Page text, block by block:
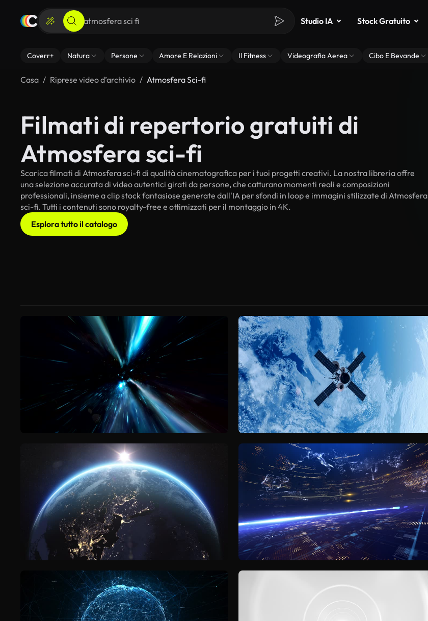
Studio IA Stock Gratuito
Coverr+ Natura Persone Amore E Relazioni Il Fitness Videografia Aerea Cibo E Bevande
Casa Riprese video d’archivio Atmosfera Sci-fi
Filmati di repertorio gratuiti di
Atmosfera sci-fi
Scarica filmati di Atmosfera sci-fi di qualità cinematografica per i tuoi progetti creativi. La nostra libreria offre
una selezione accurata di video autentici girati da persone, che catturano momenti reali e composizioni
professionali, insieme a clip stock fantasiose generate dall'IA per sfondi in loop e immagini stilizzate di Atmosfera
sci-fi. Tutti i contenuti sono royalty-free e ottimizzati per il montaggio in 4K.
Esplora tutto il catalogo